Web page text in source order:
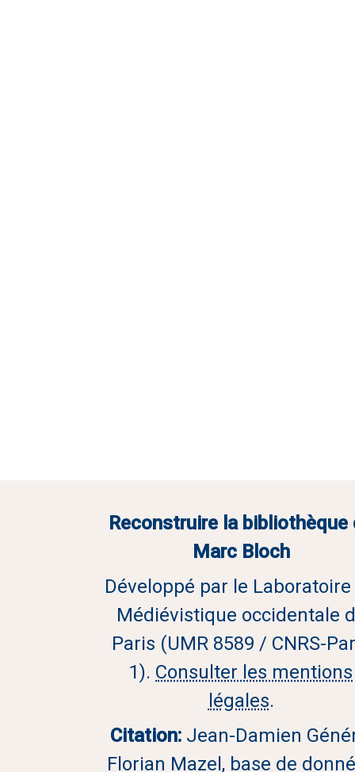
Reconstruire la bibliothèque
Marc Bloch
Développé par le
Médiévistique occidentale
Paris (UMR 8589 / CNRS-
1). Consulter les mentions
légales.
Citation: Jean-Damien
Florian Mazel, base de